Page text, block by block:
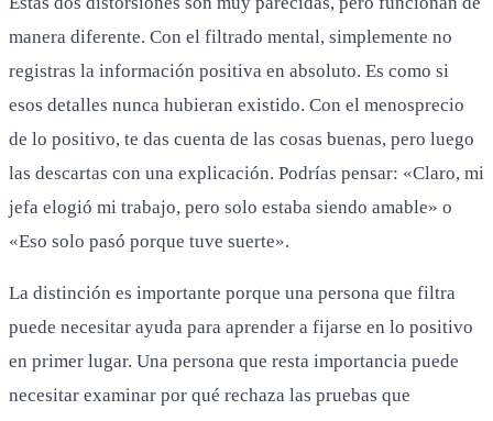
manera diferente. Con el filtrado mental, simplemente no
registras la información positiva en absoluto. Es como si
esos detalles nunca hubieran existido. Con el menosprecio
de lo positivo, te das cuenta de las cosas buenas, pero luego
las descartas con una explicación. Podrías pensar: «Claro, mi
jefa elogió mi trabajo, pero solo estaba siendo amable» o
«Eso solo pasó porque tuve suerte».
La distinción es importante porque una persona que filtra
puede necesitar ayuda para aprender a fijarse en lo positivo
en primer lugar. Una persona que resta importancia puede
necesitar examinar por qué rechaza las pruebas que